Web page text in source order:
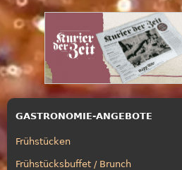
GASTRONOMIE-ANGEBOTE
Frühstücken
Frühstücksbuffet / Brunch